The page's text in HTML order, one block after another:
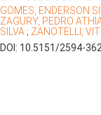
GOMES, ENDERSON
ZAGURY, PEDRO
SILVA ; ZANOTELLI,
DOI: 10.5151/2594-